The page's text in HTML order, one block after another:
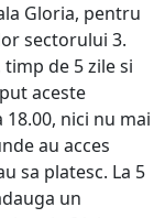
Gloria, pentru
sectorului 3.
de 5 zile si
aceste
nici nu mai
au acces
sa platesc. La 5
un